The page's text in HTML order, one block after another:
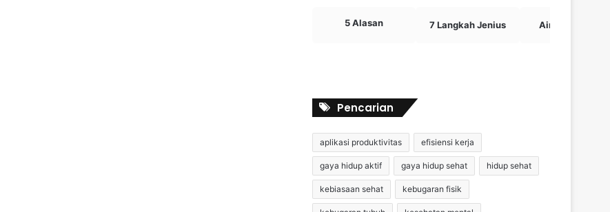
5 Alasan 7 Langkah Jenius Airdrop Crypto
Pencarian
aplikasi produktivitas efisiensi kerja
gaya hidup aktif gaya hidup sehat hidup sehat
kebiasaan sehat kebugaran fisik